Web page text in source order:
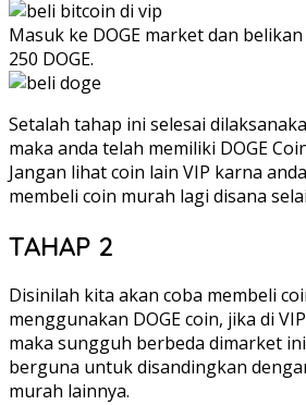
Masuk ke DOGE market dan
250 DOGE.
Setalah tahap ini selesai
maka anda telah memiliki DOGE
Jangan lihat coin lain VIP karna
membeli coin murah lagi disana
TAHAP 2
Disinilah kita akan coba membeli
menggunakan DOGE coin, jika di
maka sungguh berbeda dimarket
berguna untuk disandingkan
murah lainnya.